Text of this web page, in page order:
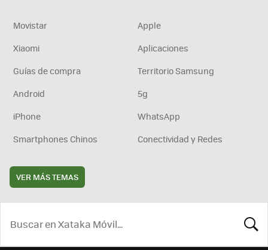
Movistar
Apple
Xiaomi
Aplicaciones
Guías de compra
Territorio Samsung
Android
5g
iPhone
WhatsApp
Smartphones Chinos
Conectividad y Redes
VER MÁS TEMAS